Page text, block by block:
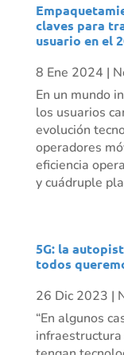
claves para
usuario en el
8 Ene 2024 |
En un mundo
los usuarios
evolución
operadores
eficiencia
y cuádruple
5G: la
todos
26 Dic 2023 |
“En algunos